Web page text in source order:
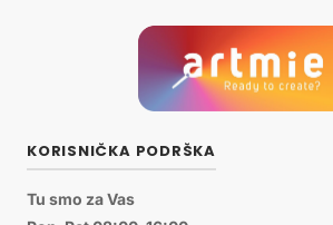
KORISNIČKA PODRŠKA
Tu smo za Vas